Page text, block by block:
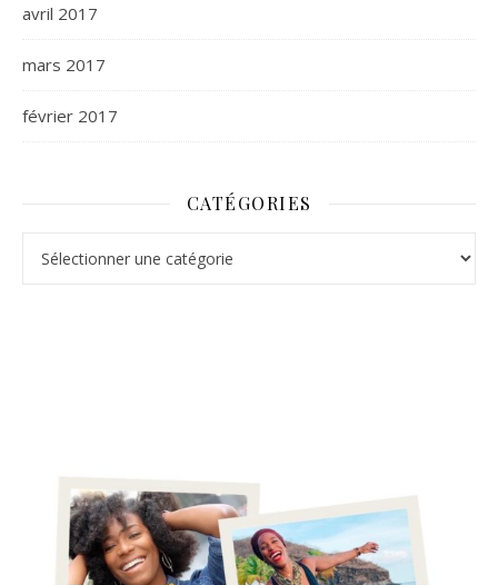
avril 2017
mars 2017
février 2017
CATÉGORIES